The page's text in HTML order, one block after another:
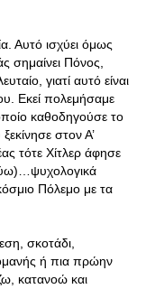
. Αυτό ισχύει όμως
σημαίνει Πόνος,
γιατί αυτό είναι
Εκεί πολεμήσαμε
καθοδηγούσε το
στον Α’
τότε Χίτλερ άφησε
Πόλεμο με τα
σκοτάδι,
ή πια πρώην
κατανοώ και